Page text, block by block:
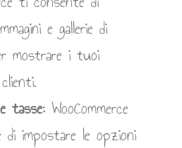
e gallerie di
mostrare i tuoi
tasse: WooCommerce
impostare le opzioni